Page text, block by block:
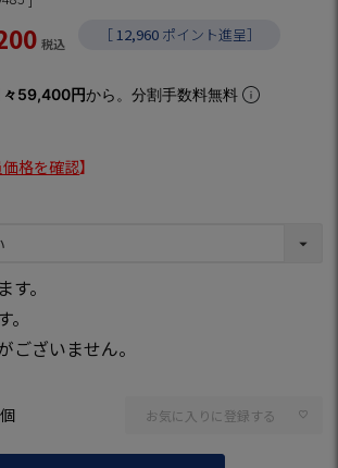
税込 ［12,960 ポイント進呈］
々59,400円から。分割手数料無料
格を確認】
。
ございません。
お気に入りに登録する